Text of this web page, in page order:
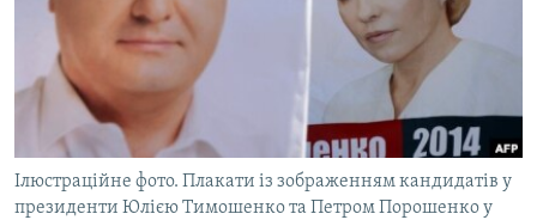
ФОТО
СПЕЦПРОЄКТИ
ПОДКАСТИ
РУС
Ілюстраційне фото. Плакати із зображенням кандидатів у
президенти Юлією Тимошенко та Петром Порошенко у